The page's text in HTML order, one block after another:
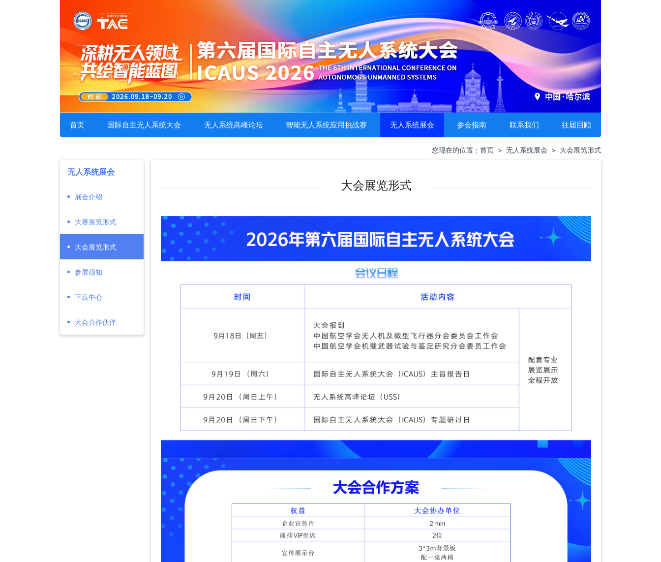
首页 国际自主无人系统大会 无人系统高峰论坛 智能无人系统应用挑战赛 无人系统展会 参会指南 联系我们 往届回顾
您现在的位置： 首页 > 无人系统展会 > 大会展览形式
无人系统展会
展会介绍
大赛展览形式
大会展览形式
参展须知
下载中心
大会合作伙伴
大会展览形式